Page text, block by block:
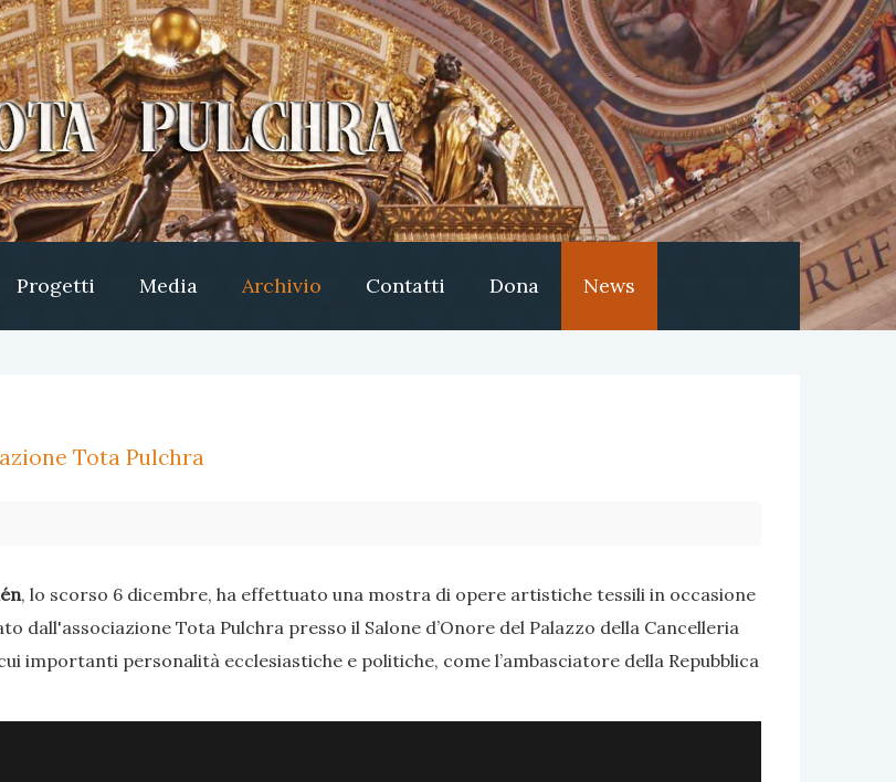
Progetti Media Archivio Contatti Dona News
Tota Pulchra
, lo scorso 6 dicembre, ha effettuato una mostra di opere artistiche tessili in occasione
dall'associazione Tota Pulchra presso il Salone d’Onore del Palazzo della Cancelleria
importanti personalità ecclesiastiche e politiche, come l’ambasciatore della Repubblica